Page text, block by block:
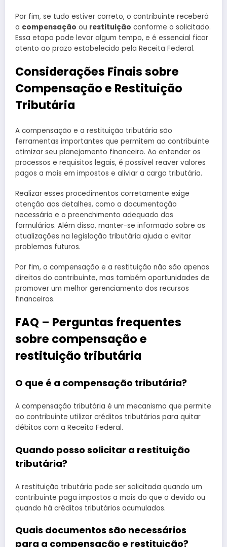
Por fim, se tudo estiver correto, o contribuinte receberá
a compensação ou restituição conforme o solicitado.
Essa etapa pode levar algum tempo, e é essencial ficar
atento ao prazo estabelecido pela Receita Federal.
Considerações Finais sobre
Compensação e Restituição
Tributária
A compensação e a restituição tributária são
ferramentas importantes que permitem ao contribuinte
otimizar seu planejamento financeiro. Ao entender os
processos e requisitos legais, é possível reaver valores
pagos a mais em impostos e aliviar a carga tributária.
Realizar esses procedimentos corretamente exige
atenção aos detalhes, como a documentação
necessária e o preenchimento adequado dos
formulários. Além disso, manter-se informado sobre as
atualizações na legislação tributária ajuda a evitar
problemas futuros.
Por fim, a compensação e a restituição não são apenas
direitos do contribuinte, mas também oportunidades de
promover um melhor gerenciamento dos recursos
financeiros.
FAQ – Perguntas frequentes
sobre compensação e
restituição tributária
O que é a compensação tributária?
A compensação tributária é um mecanismo que permite
ao contribuinte utilizar créditos tributários para quitar
débitos com a Receita Federal.
Quando posso solicitar a restituição
tributária?
A restituição tributária pode ser solicitada quando um
contribuinte paga impostos a mais do que o devido ou
quando há créditos tributários acumulados.
Quais documentos são necessários
para a compensação e restituição?